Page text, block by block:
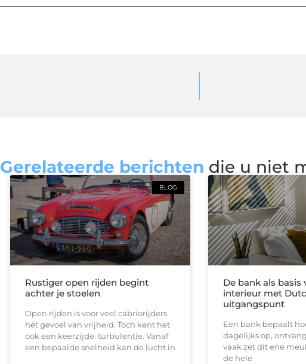
Gerelateerde berichten die u niet
BLOG
Rustiger open rijden begint
achter je stoelen
Open rijden is voor veel cabriorijders
hét gevoel van vrijheid. Toch kent het
ook een keerzijde: turbulentie. Vanaf
een bepaalde snelheid kan de lucht in
De bank als basis
interieur met
uitgangspunt
Een bank bepaalt
dagelijks op,
vaak zet dit ene
de hele